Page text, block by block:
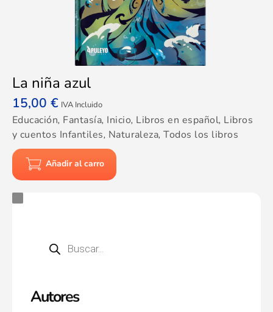
Autores
La niña azul
15,00 € IVA Incluido
Educación, Fantasía, Inicio, Libros en español, Libros
y cuentos Infantiles, Naturaleza,Todos los libros
Añadir al carro